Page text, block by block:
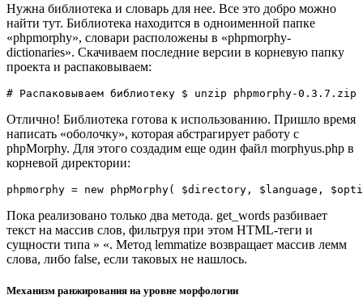
Нужна библиотека и словарь для нее. Все это добро можно
найти тут. Библиотека находится в одноименной папке
«phpmorphy», словари расположены в «phpmorphy-
dictionaries». Скачиваем последние версии в корневую папку
проекта и распаковываем:
# Распаковываем библиотеку $ unzip phpmorphy-
Отлично! Библиотека готова к использованию. Пришло время
написать «оболочку», которая абстрагирует работу с
phpMorphy. Для этого создадим еще один файл morphyus.php в
корневой директории:
phpmorphy = new phpMorphy( $directory, $language,
Пока реализовано только два метода. get_words разбивает
текст на массив слов, фильтруя при этом HTML-теги и
сущности типа » «. Метод lemmatize возвращает массив лемм
слова, либо false, если таковых не нашлось.
Механизм ранжирования на уровне морфологии